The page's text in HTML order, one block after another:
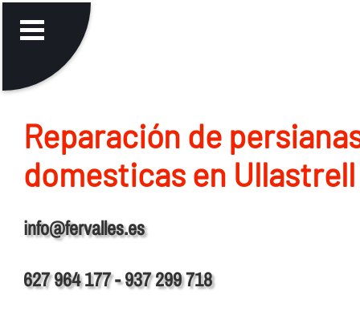
Reparación de
domesticas en Ullastrell
info@fervalles.es
627 964 177 - 937 299 718